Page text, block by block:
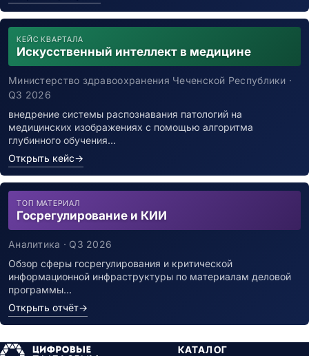
КЕЙС КВАРТАЛА
Искусственный интеллект в медицине
Министерство здравоохранения Чеченской Республики ·
Q3 2026
внедрение системы распознавания патологий на
медицинских изображениях с помощью алгоритма
глубинного обучения…
Открыть кейс→
ТОП МАТЕРИАЛ
Госрегулирование и КИИ
Аналитика · Q3 2026
Обзор сферы госрегулирования и критической
информационной инфраструктуры по материалам деловой
программы…
Открыть отчёт→
КАТАЛОГ